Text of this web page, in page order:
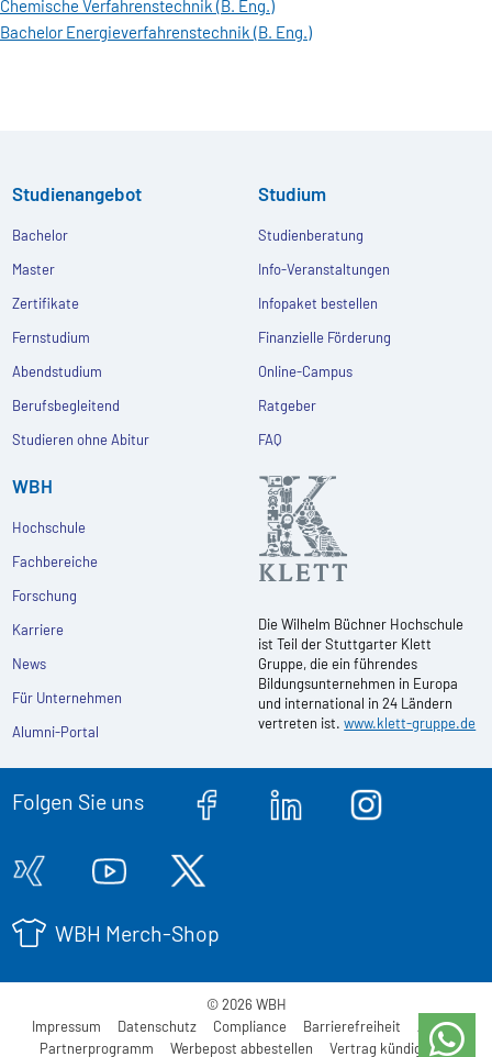
Chemische Verfahrenstechnik (B. Eng.)
Bachelor Energieverfahrenstechnik (B. Eng.)
Studienangebot
Bachelor
Master
Zertifikate
Fernstudium
Abendstudium
Berufsbegleitend
Studieren ohne Abitur
Studium
Studienberatung
Info-Veranstaltungen
Infopaket bestellen
Finanzielle Förderung
Online-Campus
Ratgeber
FAQ
WBH
Hochschule
Fachbereiche
Forschung
Karriere
News
Für Unternehmen
Alumni-Portal
Die Wilhelm Büchner Hochschule
ist Teil der Stuttgarter Klett
Gruppe, die ein führendes
Bildungsunternehmen in Europa
und international in 24 Ländern
vertreten ist.www.klett-gruppe.de
Folgen Sie uns
WBH Merch-Shop
© 2026 WBH
Impressum
Datenschutz Compliance Barrierefreiheit
AGB
Partnerprogramm
Werbepost abbestellen Vertrag kündigen